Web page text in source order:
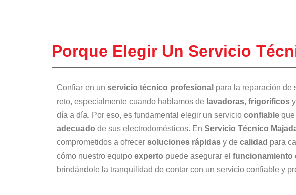
Porque Elegir Un Servicio
Confiar en un servicio técnico profesional para la reparación de
reto, especialmente cuando hablamos de lavadoras, frigoríficos y
día a día. Por eso, es fundamental elegir un servicio confiable que
adecuado de sus electrodomésticos. En Servicio Técnico
comprometidos a ofrecer soluciones rápidas y de calidad para
cómo nuestro equipo experto puede asegurar el funcionamiento
brindándole la tranquilidad de contar con un servicio confiable y